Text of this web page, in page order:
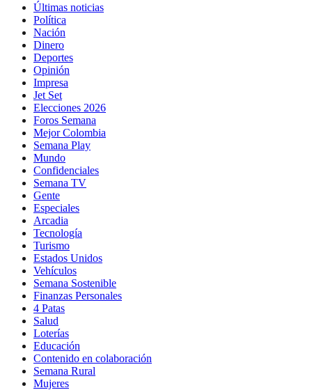
Últimas noticias
Política
Nación
Dinero
Deportes
Opinión
Impresa
Jet Set
Elecciones 2026
Foros Semana
Mejor Colombia
Semana Play
Mundo
Confidenciales
Semana TV
Gente
Especiales
Arcadia
Tecnología
Turismo
Estados Unidos
Vehículos
Semana Sostenible
Finanzas Personales
4 Patas
Salud
Loterías
Educación
Contenido en colaboración
Semana Rural
Mujeres